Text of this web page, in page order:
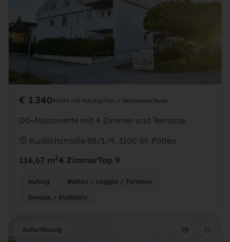
€ 1.340Miete mit Kaufoption + Wohnzuschuss
DG-Maisonette mit 4 Zimmer und Terrasse
Kudlichstraße 58/1/9, 3100 St. Pölten
116,67 m24 ZimmerTop 9
Aufzug Balkon / Loggia / Terrasse
Garage / Stellplatz
Sofortbezug